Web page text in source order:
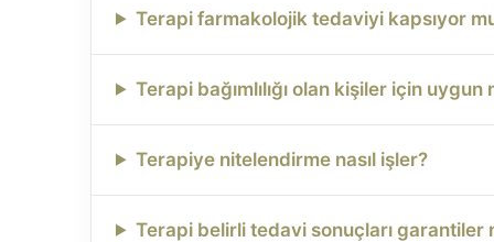
Terapi farmakolojik tedaviyi kapsıyor
Terapi bağımlılığı olan kişiler için uygun
Terapiye nitelendirme nasıl işler?
Terapi belirli tedavi sonuçları garantiler